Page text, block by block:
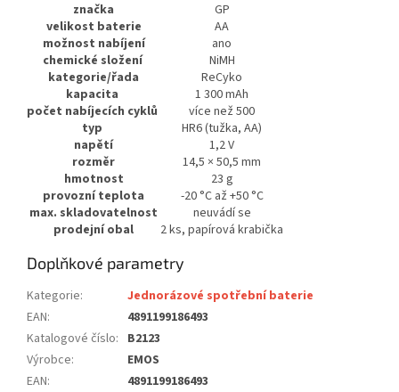
značka
GP
velikost baterie
AA
možnost nabíjení
ano
chemické složení
NiMH
kategorie/řada
ReCyko
kapacita
1 300 mAh
počet nabíjecích cyklů
více než 500
typ
HR6 (tužka, AA)
napětí
1,2 V
rozměr
14,5 × 50,5 mm
hmotnost
23 g
provozní teplota
-20 °C až +50 °C
max. skladovatelnost
neuvádí se
prodejní obal
2 ks, papírová krabička
Doplňkové parametry
Kategorie:
Jednorázové spotřební baterie
EAN:
4891199186493
Katalogové číslo: B2123
Výrobce:
EMOS
EAN:
4891199186493